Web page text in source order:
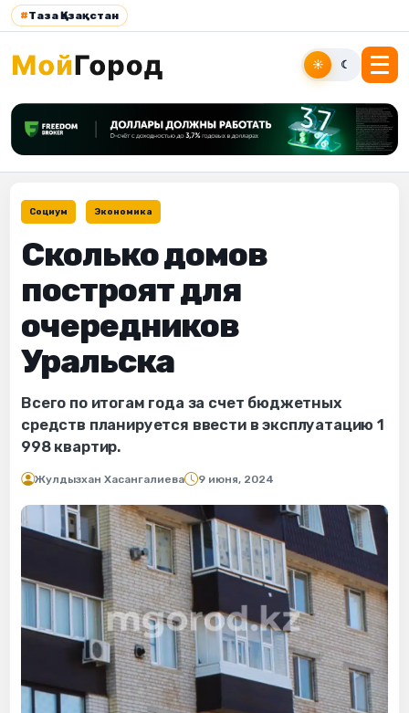
#Таза Қазақстан
☀ ☾
Социум Экономика
Сколько домов
построят для
очередников
Уральска
Всего по итогам года за счет бюджетных
средств планируется ввести в эксплуатацию 1
998 квартир.
Жулдызхан Хасангалиева 9 июня, 2024